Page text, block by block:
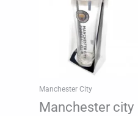
Manchester City
Manchester city